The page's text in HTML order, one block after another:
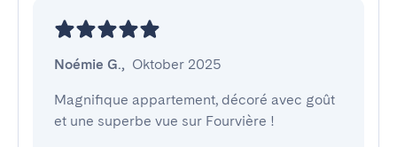
Noémie G., Oktober 2025
Magnifique appartement, décoré avec goût
et une superbe vue sur Fourvière !